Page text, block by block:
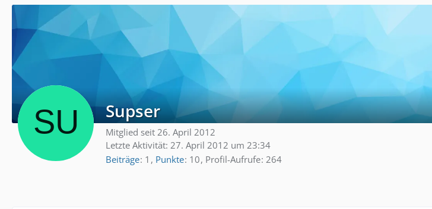
Supser
Mitglied seit 26. April 2012
Letzte Aktivität: 27. April 2012 um 23:34
Beiträge 1 Punkte 10 Profil-Aufrufe 264